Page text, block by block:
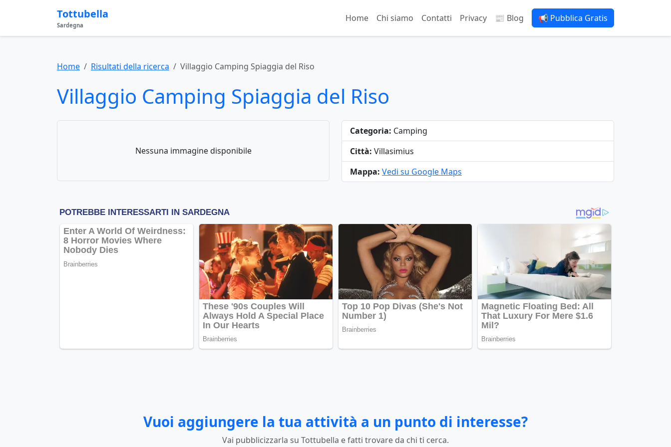
Tottubella
Sardegna
Home Chi siamo Contatti Privacy 📰 Blog 📢 Pubblica Gratis
Home Risultati della ricerca Villaggio Camping Spiaggia del Riso
Villaggio Camping Spiaggia del Riso
Nessuna immagine disponibile
Categoria: Camping
Città: Villasimius
Mappa: Vedi su Google Maps
Vuoi aggiungere la tua attività a un punto di interesse?
Vai pubblicizzarla su Tottubella e fatti trovare da chi ti cerca.